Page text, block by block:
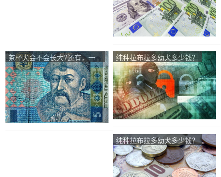
茶杯犬会不会长大?还有，一
只泰迪犬大约多少钱？
纯种拉布拉多幼犬多少钱？
纯种拉布拉多幼犬多少钱？